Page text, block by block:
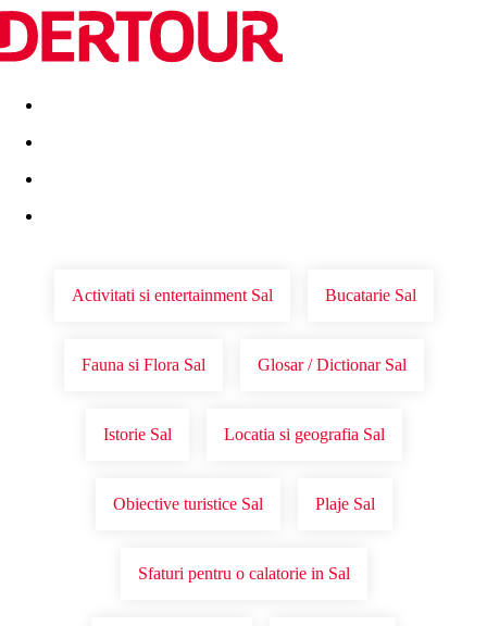
Destinatii Vacanta perfecta OFERTE DE NERATAT
Activitati si entertainment Sal Bucatarie Sal
Fauna si Flora Sal Glosar / Dictionar Sal
Istorie Sal Locatia si geografia Sal
Obiective turistice Sal Plaje Sal
Sfaturi pentru o calatorie in Sal